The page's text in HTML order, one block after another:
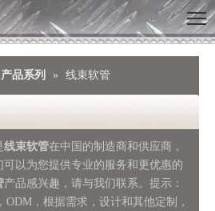
产品系列 » 线束软管
线束软管在中国的制造商和供应商，
可以为您提供专业的服务和更优惠的
产品感兴趣，请与我们联系。提示：
，根据需求，设计和其他定制，